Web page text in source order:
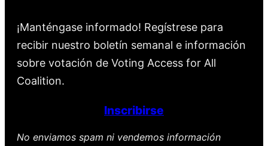
¡Manténgase informado! Regístrese para
recibir nuestro boletín semanal e información
sobre votación de Voting Access for All
Coalition.
Inscribirse
No enviamos spam ni vendemos información